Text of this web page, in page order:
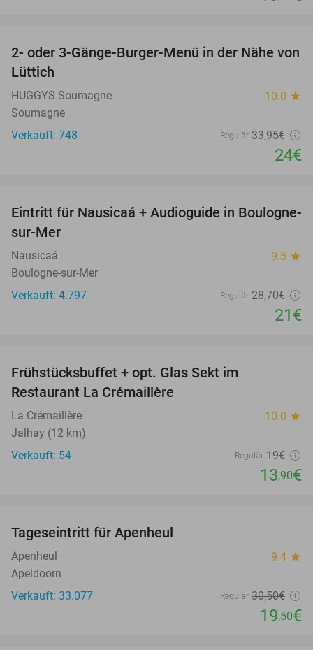
29%
2- oder 3-Gänge-Burger-Menü in der Nähe von
Lüttich
HUGGYS Soumagne 10.0 star
Soumagne
Verkauft: 748
Regulär 33,95€
24€
27%
Eintritt für Nausicaá + Audioguide in Boulogne-
sur-Mer
Nausicaá 9.5 star
Boulogne-sur-Mer
Verkauft: 4.797
Regulär 28,70€
21€
Frühstücksbuffet + opt. Glas Sekt im
Restaurant La Crémaillère
La Crémaillère 10.0 star
Jalhay (12 km)
Verkauft: 54
Regulär 19€
13,90€
Tageseintritt für Apenheul
Apenheul 9.4 star
Apeldoorn
Verkauft: 33.077
Regulär 30,50€
19,50€